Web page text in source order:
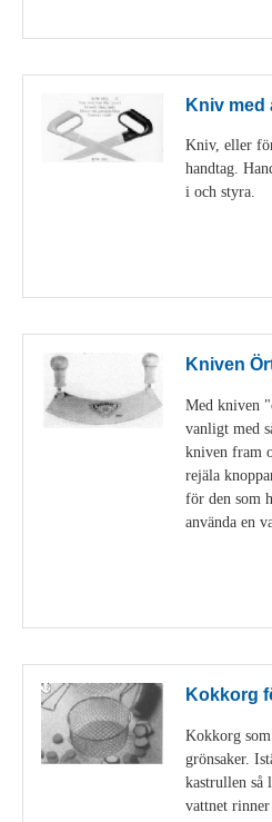
Kniv med
Kniv, eller
handtag.
i och styra.
Kniven
Med kniven
vanligt med
kniven fram
rejäla
för den som
använda en
Kokkorg
Kokkorg
grönsaker.
kastrullen så
vattnet